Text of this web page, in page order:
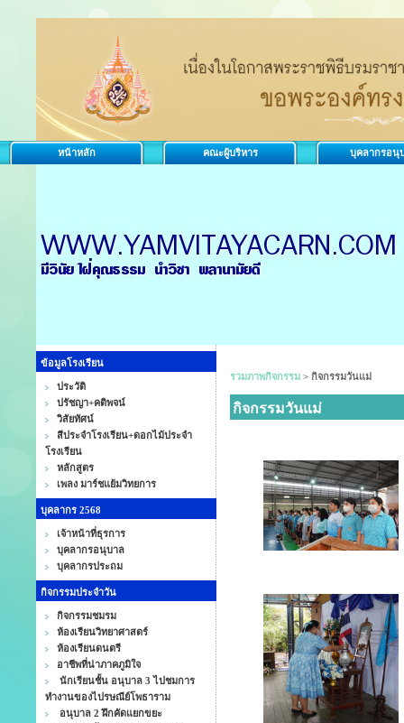
หน้าหลัก คณะผู้บริหาร บุคลากรอนุ
ข้อมูลโรงเรียน
ประวัติ
ปรัชญา+คติพจน์
วิสัยทัศน์
สีประจำโรงเรียน+ดอกไม้ประจำ
โรงเรียน
หลักสูตร
เพลง มาร์ชแย้มวิทยการ
บุคลากร 2568
เจ้าหน้าที่ธุรการ
บุคลากรอนุบาล
บุคลากรประถม
กิจกรรมประจำวัน
กิจกรรมชมรม
ห้องเรียนวิทยาศาสตร์
ห้องเรียนดนตรี
อาชีพที่น่าภาคภูมิใจ
นักเรียนชั้น อนุบาล 3 ไปชมการ
ทำงานของไปรษณีย์โพธาราม
อนุบาล 2 ฝึกคัดแยกขยะ
รวมภาพกิจกรรม > กิจกรรมวันแม่
กิจกรรมวันแม่